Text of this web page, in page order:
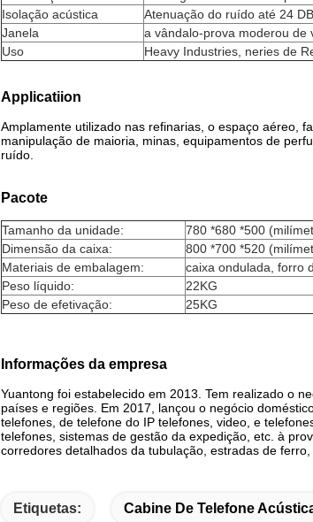
Isolação acústica
Atenuação do ruído até 24 DB
Janela
a vândalo-prova moderou de
Uso
Heavy Industries, neries de
Applicatiion
Amplamente utilizado nas refinarias, o espaço aéreo,
manipulação de maioria, minas, equipamentos de
ruído.
Pacote
Tamanho da unidade:
780 *680 *500
Dimensão da caixa:
800 *700 *520
Materiais de embalagem:
caixa ondulada, forro
Peso líquido:
22KG
Peso de efetivação:
25KG
Informações da empresa
Yuantong foi estabelecido em 2013. Tem realizado o
países e regiões. Em 2017, lançou o negócio
telefones, de telefone do IP telefones, video, e
telefones, sistemas de gestão da expedição, etc. à
corredores detalhados da tubulação, estradas de
Etiquetas: Cabine De Telefone